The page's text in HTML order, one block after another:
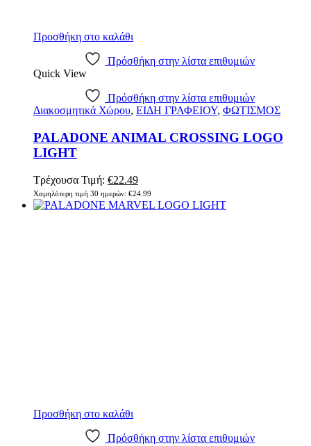
Προσθήκη στο καλάθι
Πρόσθήκη στην λίστα επιθυμιών
Quick View
Πρόσθήκη στην λίστα επιθυμιών
Διακοσμητικά Χώρου, ΕΙΔΗ ΓΡΑΦΕΙΟΥ, ΦΩΤΙΣΜΟΣ
PALADONE ANIMAL CROSSING LOGO
LIGHT
Τρέχουσα Τιμή: Original
price
was:
€22.49Η
τρέχουσα
τιμή
Χαμηλότερη τιμή 30 ημερών: €24.99
Προσθήκη στο καλάθι
Πρόσθήκη στην λίστα επιθυμιών